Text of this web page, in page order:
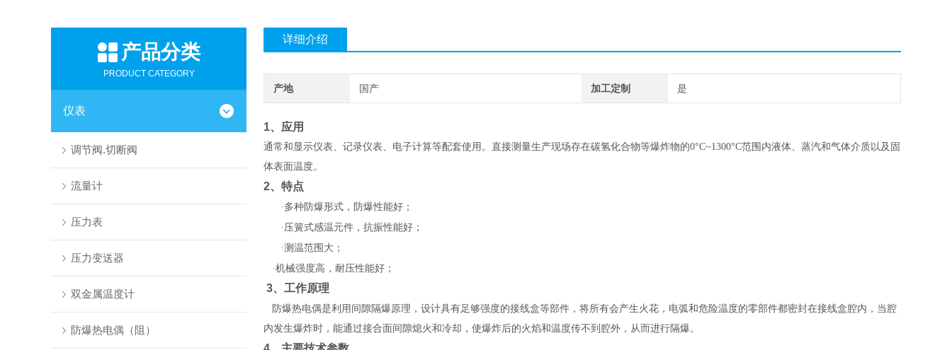
产品分类
PRODUCT CATEGORY
仪表
调节阀.切断阀
流量计
压力表
压力变送器
双金属温度计
防爆热电偶（阻）
详细介绍
产地 国产 加工定制 是
1、应用
通常和显示仪表、记录仪表、电子计算等配套使用。直接测量生产现场存在碳氢化合物等爆炸物的0°C~1300°C范围内液体、蒸汽和气体介质以及固
体表面温度。
2、特点
·多种防爆形式，防爆性能好；
·压簧式感温元件，抗振性能好；
·测温范围大；
·机械强度高，耐压性能好；
3、工作原理
防爆热电偶是利用间隙隔爆原理，设计具有足够强度的接线盒等部件，将所有会产生火花，电弧和危险温度的零部件都密封在接线盒腔内，当腔
内发生爆炸时，能通过接合面间隙熄火和冷却，使爆炸后的火焰和温度传不到腔外，从而进行隔爆。